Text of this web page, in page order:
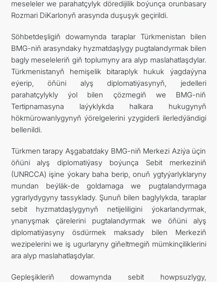
meseleler we parahatçylyk döredijilik boýunça orunbasary
Rozmari DiKarlonyň arasynda duşuşyk geçirildi.
Söhbetdeşligiň dowamynda taraplar Türkmenistan bilen
BMG-niň arasyndaky hyzmatdaşlygy pugtalandyrmak bilen
bagly meseleleriň giň toplumyny ara alyp maslahatlaşdylar.
Türkmenistanyň hemişelik bitaraplyk hukuk ýagdaýyna
eýerip, öňüni alyş diplomatiýasynyň, jedelleri
parahatçylykly ýol bilen çözmegiň we BMG-niň
Tertipnamasyna laýyklykda halkara hukugynyň
hökmürowanlygynyň ýörelgelerini yzygiderli ilerledýändigi
bellenildi.
Türkmen tarapy Aşgabatdaky BMG-niň Merkezi Aziýa üçin
öňüni alyş diplomatiýasy boýunça Sebit merkeziniň
(UNRCCA) işine ýokary baha berip, onuň ygtyýarlyklaryny
mundan beýläk-de goldamaga we pugtalandyrmaga
ygrarlydygyny tassyklady. Şunuň bilen baglylykda, taraplar
sebit hyzmatdaşlygynyň netijeliligini ýokarlandyrmak,
ynanyşmak çärelerini pugtalandyrmak we öňüni alyş
diplomatiýasyny ösdürmek maksady bilen Merkeziň
wezipelerini we iş ugurlaryny giňeltmegiň mümkinçiliklerini
ara alyp maslahatlaşdylar.
Gepleşikleriň dowamynda sebit howpsuzlygy,